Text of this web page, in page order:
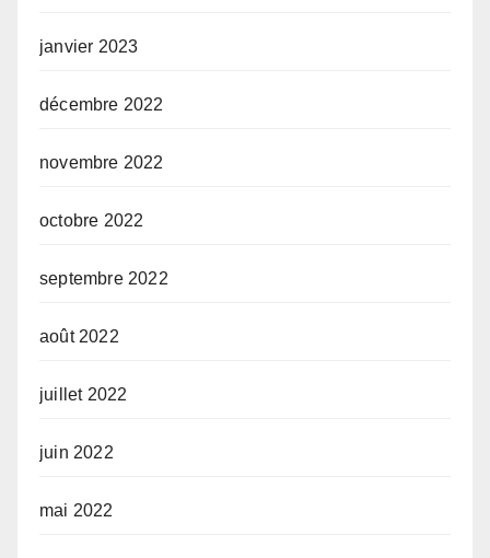
janvier 2023
décembre 2022
novembre 2022
octobre 2022
septembre 2022
août 2022
juillet 2022
juin 2022
mai 2022